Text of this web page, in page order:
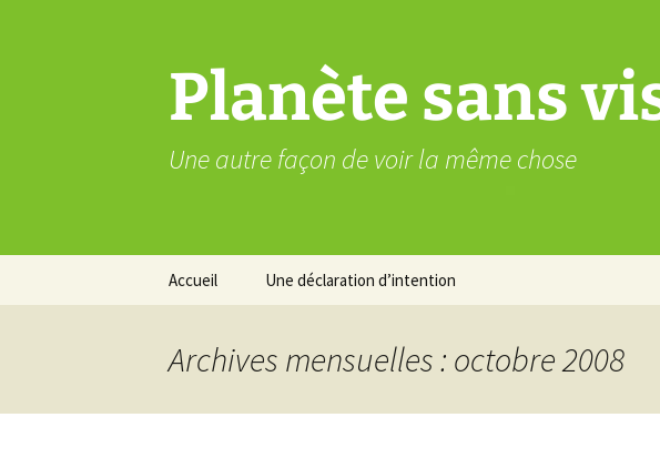
Planète sans
Une autre façon de voir la même chose
Accueil Une déclaration d’intention
Archives mensuelles : octobre 2008